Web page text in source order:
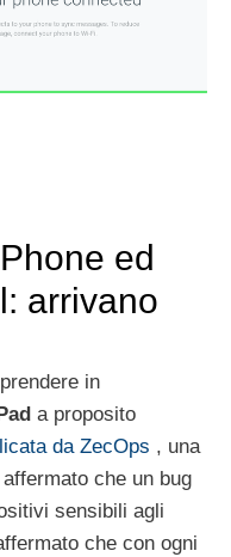
ed
arrivano
in
a proposito
da ZecOps , una
che un bug
sensibili agli
che con ogni